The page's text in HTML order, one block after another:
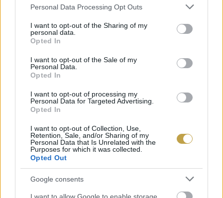
Please note that this website/app uses one or more Google
not limited to your visit or usage behaviour. You may click to
grant or deny consent to Google and its third-party tags to
use your data for below specified purposes in below Google
consent section.
Personal Data Processing Opt Outs
I want to opt-out of the Sharing of my
personal data.
Opted In
I want to opt-out of the Sale of my
Personal Data.
Opted In
I want to opt-out of processing my
Personal Data for Targeted Advertising.
Opted In
I want to opt-out of Collection, Use,
Retention, Sale, and/or Sharing of my
Personal Data that Is Unrelated with the
Purposes for which it was collected.
Opted Out
Google consents
egy munkafolyamat a birtokunkon 80–100 ember
kéthetes erőfeszítése. A feladatokat hidegben,
nyirkos időben, tűző napsütésben is el kell
végezni, ráadásul szakszerűen. A kitűnő minőségű
szőlészeti munka nem lehet alibi-tevékenység.
egész évben elvégzett herkulesi munkát is
a szüreti időszakban. Olyankor nincs kin
számonkérni az elmaradt bevételt vagy hasznot.
Ebben az üzletágban mindent előre kell
finanszírozni anélkül, hogy bármilyen piaci